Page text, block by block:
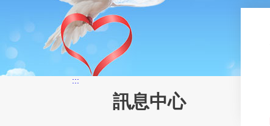
:::
訊息中心